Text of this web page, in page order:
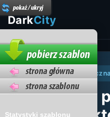
DarkCity
Agencja technologiczna
Budujemy
Statystyki szablonu